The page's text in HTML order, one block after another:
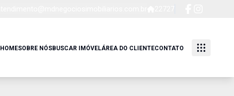
HOMESOBRE NÓSBUSCAR IMÓVELÁREA DO CLIENTECONTATO